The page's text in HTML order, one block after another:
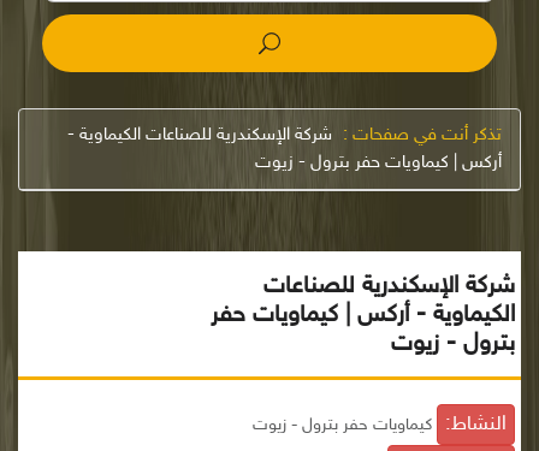
تذكر أنت في صفحات :
شركة الإسكندرية للصناعات الكيماوية -
أركس | كيماويات حفر بترول - زيوت
شركة الإسكندرية للصناعات
الكيماوية - أركس | كيماويات حفر
بترول - زيوت
النشاط: كيماويات حفر بترول - زيوت